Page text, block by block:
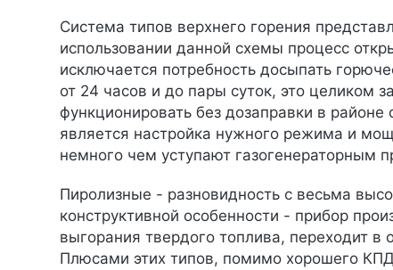
Система типов верхнего горения
использовании данной схемы процесс
исключается потребность досыпать
от 24 часов и до пары суток, это целиком
функционировать без дозаправки в
является настройка нужного режима и
немного чем уступают газогенераторным
Пиролизные - разновидность с весьма
конструктивной особенности - прибор
выгорания твердого топлива, переходит
Плюсами этих типов, помимо хорошего